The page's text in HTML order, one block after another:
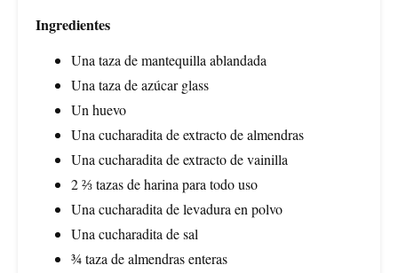
Ingredientes
Una taza de mantequilla ablandada
Una taza de azúcar glass
Un huevo
Una cucharadita de extracto de almendras
Una cucharadita de extracto de vainilla
2 ⅔ tazas de harina para todo uso
Una cucharadita de levadura en polvo
Una cucharadita de sal
¾ taza de almendras enteras